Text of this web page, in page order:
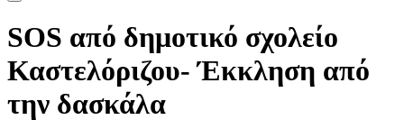
SOS από δημοτικό σχολείο
Καστελόριζου- Έκκληση από
την δασκάλα